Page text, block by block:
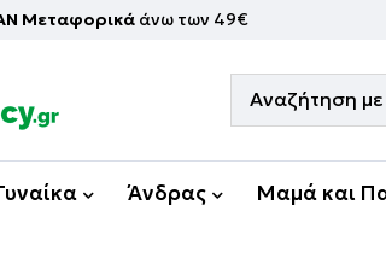
Μεταφορικά άνω των 49€
Άνδρας Μαμά και